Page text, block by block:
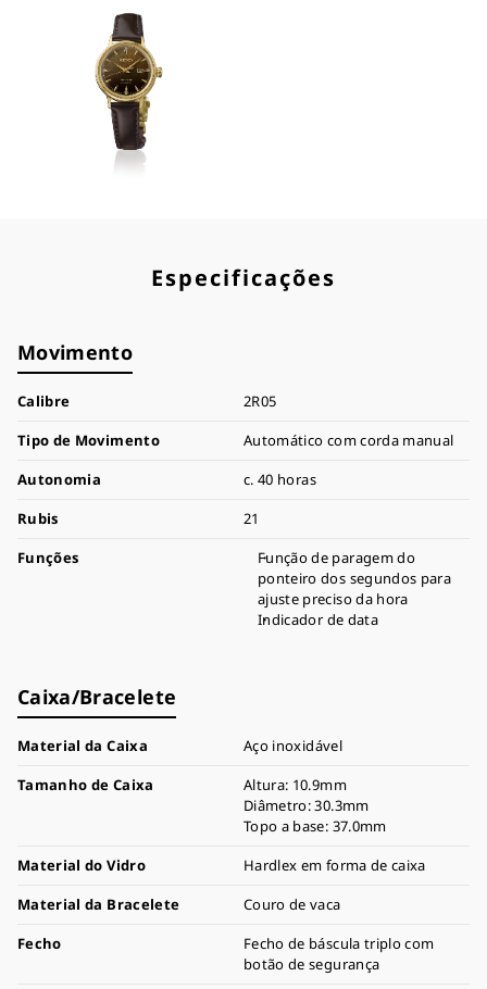
Especificações
Movimento
Calibre
2R05
Tipo de Movimento
Automático com corda manual
Autonomia
c. 40 horas
Rubis
21
Funções
Função de paragem do
ponteiro dos segundos para
ajuste preciso da hora
Indicador de data
Caixa/Bracelete
Material da Caixa
Aço inoxidável
Tamanho de Caixa
Altura: 10.9mm
Diâmetro: 30.3mm
Topo a base: 37.0mm
Material do Vidro
Hardlex em forma de caixa
Material da Bracelete
Couro de vaca
Fecho
Fecho de báscula triplo com
botão de segurança